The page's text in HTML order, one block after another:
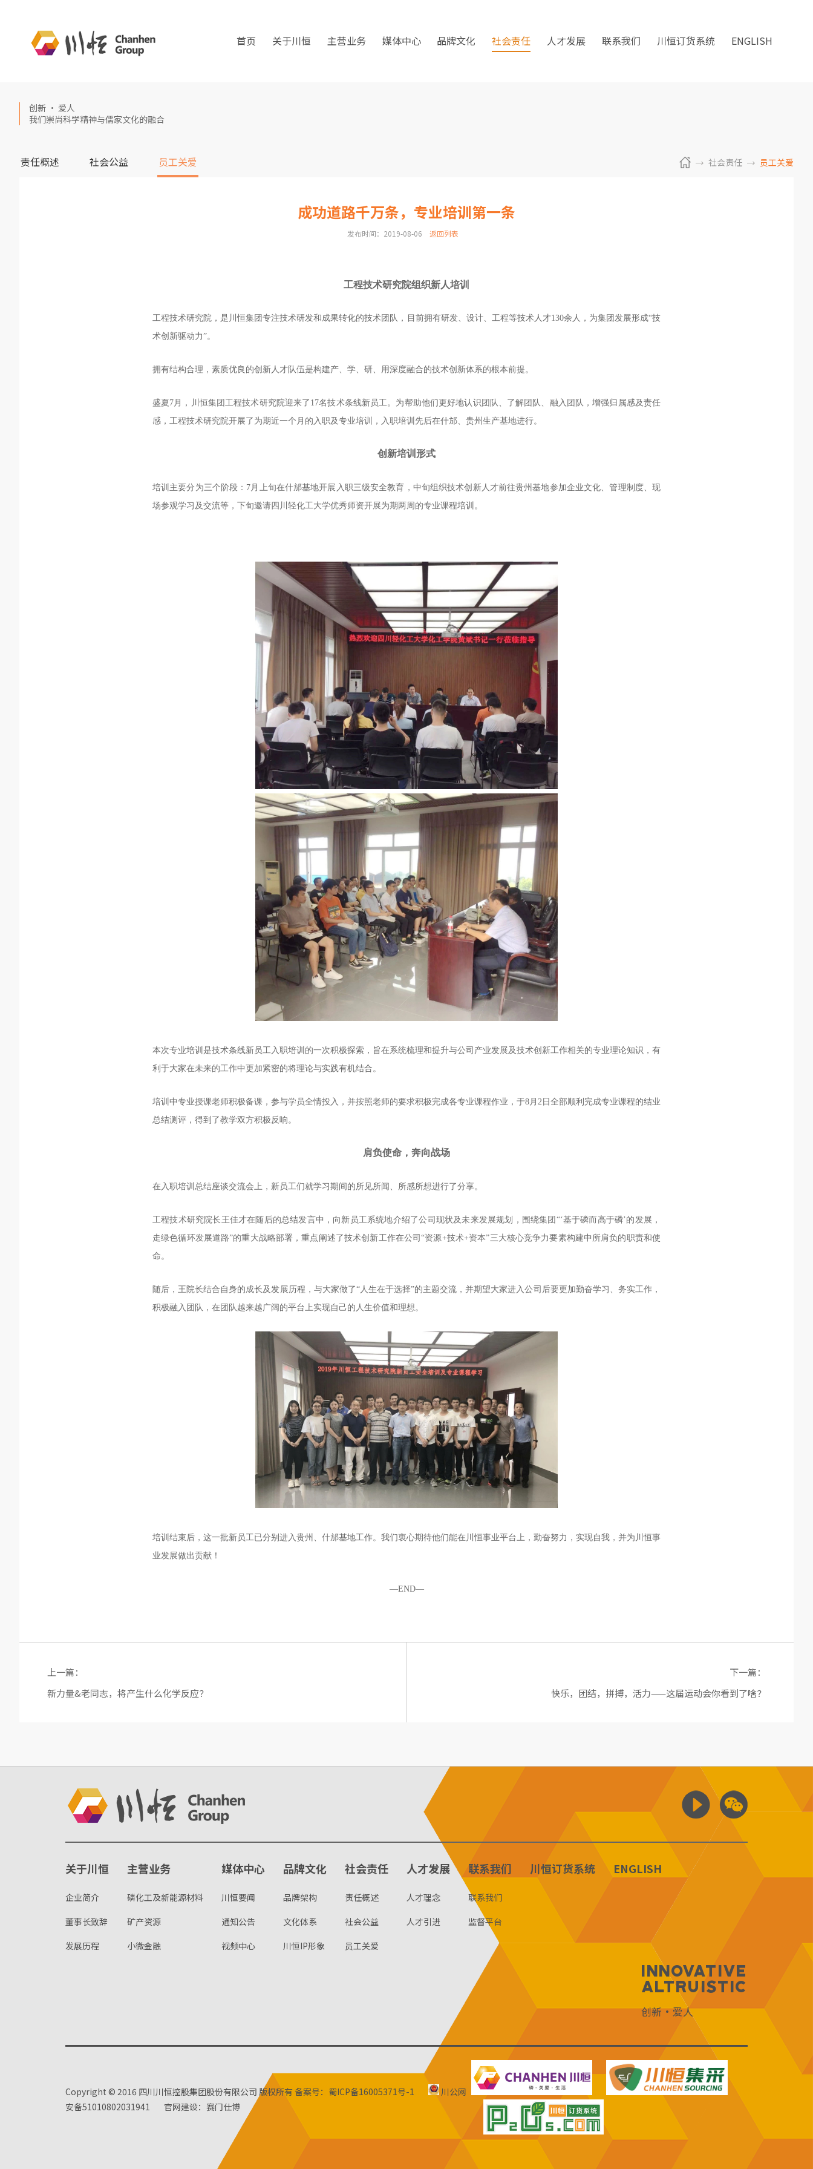
首页 关于川恒 主营业务 媒体中心 品牌文化 社会责任 人才发展 联系我们 川恒订货系统 ENGLISH
创新 · 爱人
我们崇尚科学精神与儒家文化的融合
责任概述 社会公益 员工关爱 社会责任 员工关爱
成功道路千万条，专业培训第一条
发布时间：2019-08-06 返回列表
工程技术研究院组织新人培训
工程技术研究院，是川恒集团专注技术研发和成果转化的技术团队，目前拥有研发、设计、工程等技术人才130余人，为集团发展形成“技
术创新驱动力”。
拥有结构合理，素质优良的创新人才队伍是构建产、学、研、用深度融合的技术创新体系的根本前提。
盛夏7月，川恒集团工程技术研究院迎来了17名技术条线新员工。为帮助他们更好地认识团队、了解团队、融入团队，增强归属感及责任
感，工程技术研究院开展了为期近一个月的入职及专业培训，入职培训先后在什邡、贵州生产基地进行。
创新培训形式
培训主要分为三个阶段：7月上旬在什邡基地开展入职三级安全教育，中旬组织技术创新人才前往贵州基地参加企业文化、管理制度、现
场参观学习及交流等，下旬邀请四川轻化工大学优秀师资开展为期两周的专业课程培训。
本次专业培训是技术条线新员工入职培训的一次积极探索，旨在系统梳理和提升与公司产业发展及技术创新工作相关的专业理论知识，有
利于大家在未来的工作中更加紧密的将理论与实践有机结合。
培训中专业授课老师积极备课，参与学员全情投入，并按照老师的要求积极完成各专业课程作业，于8月2日全部顺利完成专业课程的结业
总结测评，得到了教学双方积极反响。
肩负使命，奔向战场
在入职培训总结座谈交流会上，新员工们就学习期间的所见所闻、所感所想进行了分享。
工程技术研究院长王佳才在随后的总结发言中，向新员工系统地介绍了公司现状及未来发展规划，围绕集团“‘基于磷而高于磷’的发展，
走绿色循环发展道路”的重大战略部署，重点阐述了技术创新工作在公司“资源+技术+资本”三大核心竞争力要素构建中所肩负的职责和使
命。
随后，王院长结合自身的成长及发展历程，与大家做了“人生在于选择”的主题交流，并期望大家进入公司后要更加勤奋学习、务实工作，
积极融入团队，在团队越来越广阔的平台上实现自己的人生价值和理想。
培训结束后，这一批新员工已分别进入贵州、什邡基地工作。我们衷心期待他们能在川恒事业平台上，勤奋努力，实现自我，并为川恒事
业发展做出贡献！
—END—
上一篇：
新力量&老同志，将产生什么化学反应？
下一篇：
快乐，团结，拼搏，活力——这届运动会你看到了啥？
关于川恒
企业简介
董事长致辞
发展历程
主营业务
磷化工及新能源材料
矿产资源
小微金融
媒体中心
川恒要闻
通知公告
视频中心
品牌文化
品牌架构
文化体系
川恒IP形象
社会责任
责任概述
社会公益
员工关爱
人才发展
人才理念
人才引进
联系我们
联系我们
监督平台
川恒订货系统 ENGLISH
Innovative
Altruistic
创新·爱人
Copyright © 2016 四川川恒控股集团股份有限公司 版权所有 备案号：蜀ICP备16005371号-1
川公网
安备51010802031941
官网建设：赛门仕博